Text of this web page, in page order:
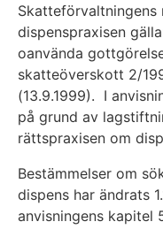
Skatteförvaltningens
dispenspraxisen
oanvända
skatteöverskott 2/
(13.9.1999). I
på grund av
rättspraxisen om
Bestämmelser om
dispens har ändrats
anvisningens kapitel